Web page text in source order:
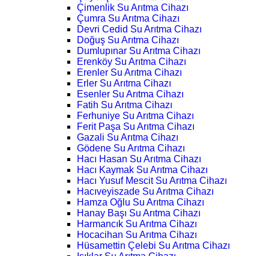
Çimenlik Su Arıtma Cihazı
Çumra Su Arıtma Cihazı
Devri Cedid Su Arıtma Cihazı
Doğuş Su Arıtma Cihazı
Dumlupınar Su Arıtma Cihazı
Erenköy Su Arıtma Cihazı
Erenler Su Arıtma Cihazı
Erler Su Arıtma Cihazı
Esenler Su Arıtma Cihazı
Fatih Su Arıtma Cihazı
Ferhuniye Su Arıtma Cihazı
Ferit Paşa Su Arıtma Cihazı
Gazali Su Arıtma Cihazı
Gödene Su Arıtma Cihazı
Hacı Hasan Su Arıtma Cihazı
Hacı Kaymak Su Arıtma Cihazı
Hacı Yusuf Mescit Su Arıtma Cihazı
Hacıveyiszade Su Arıtma Cihazı
Hamza Oğlu Su Arıtma Cihazı
Hanay Başı Su Arıtma Cihazı
Harmancık Su Arıtma Cihazı
Hocacihan Su Arıtma Cihazı
Hüsamettin Çelebi Su Arıtma Cihazı